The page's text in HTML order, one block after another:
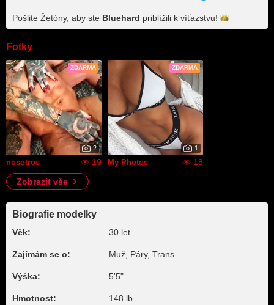
Pošlite Žetóny, aby ste Bluehard priblížili k víťazstvu!
Fotky
ZDARMA
2
nosotros 19
ZDARMA
1
My Photos
18
Zobrazit vše
Biografie modelky
Věk: 30 let
Zajímám se o: Muž, Páry, Trans
Výška: 5'5"
Hmotnost: 148 lb